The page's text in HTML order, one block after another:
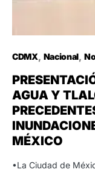
CDMX Nacional
AGUA Y
MÉXICO
•La Ciudad de